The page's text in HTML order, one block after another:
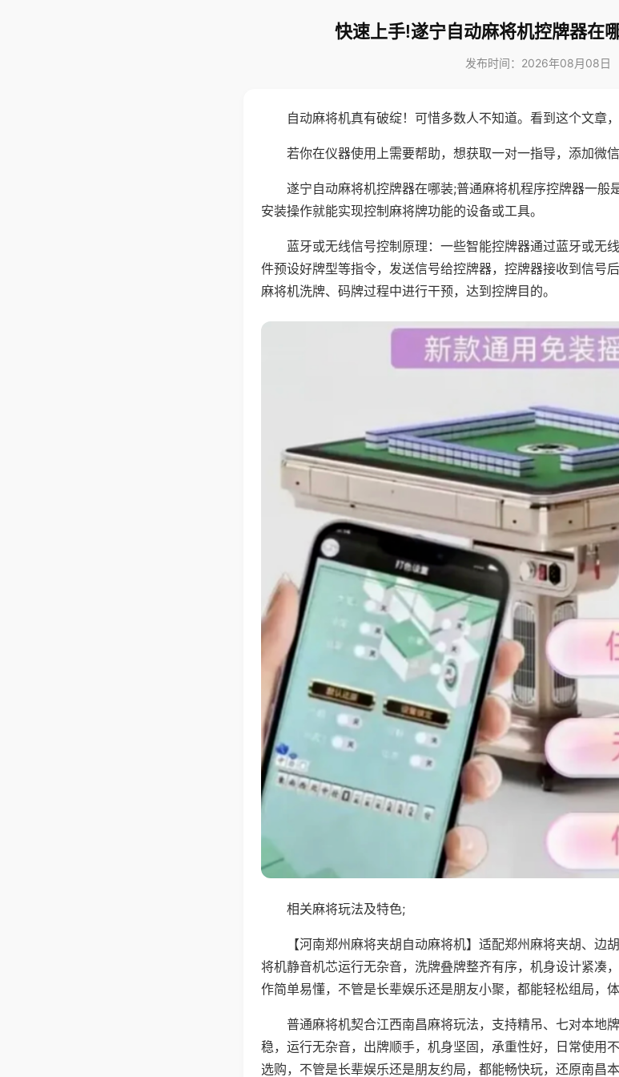
快速上手!遂宁自动麻将机控牌器在
发布时间：2026年08月08日
自动麻将机真有破绽！可惜多数人不知道。看到这个文章
若你在仪器使用上需要帮助，想获取一对一指导，添加微
遂宁自动麻将机控牌器在哪装;普通麻将机程序控牌器一般
安装操作就能实现控制麻将牌功能的设备或工具。
蓝牙或无线信号控制原理：一些智能控牌器通过蓝牙或无
件预设好牌型等指令，发送信号给控牌器，控牌器接收到信号
麻将机洗牌、码牌过程中进行干预，达到控牌目的。
相关麻将玩法及特色;
【河南郑州麻将夹胡自动麻将机】适配郑州麻将夹胡、边
将机静音机芯运行无杂音，洗牌叠牌整齐有序，机身设计紧凑
作简单易懂，不管是长辈娱乐还是朋友小聚，都能轻松组局，
普通麻将机契合江西南昌麻将玩法，支持精吊、七对本地
稳，运行无杂音，出牌顺手，机身坚固，承重性好，日常使用
选购，不管是长辈娱乐还是朋友约局，都能畅快玩，还原南昌本